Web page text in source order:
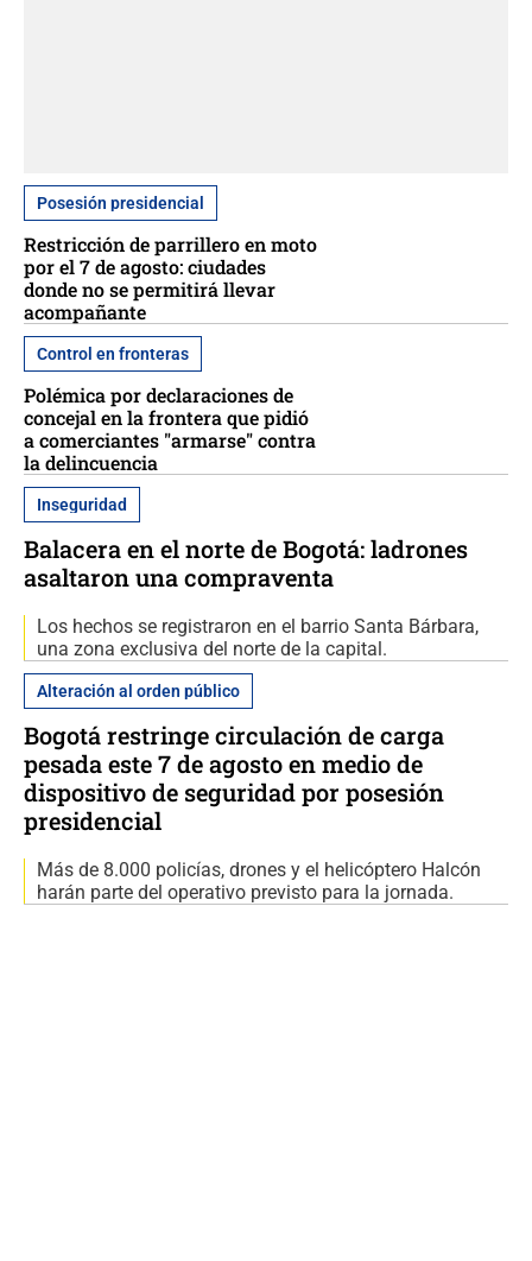
Posesión presidencial
Restricción de parrillero en moto
por el 7 de agosto: ciudades
donde no se permitirá llevar
acompañante
Control en fronteras
Polémica por declaraciones de
concejal en la frontera que pidió
a comerciantes "armarse" contra
la delincuencia
Inseguridad
Balacera en el norte de Bogotá: ladrones
asaltaron una compraventa
Los hechos se registraron en el barrio Santa Bárbara,
una zona exclusiva del norte de la capital.
Alteración al orden público
Bogotá restringe circulación de carga
pesada este 7 de agosto en medio de
dispositivo de seguridad por posesión
presidencial
Más de 8.000 policías, drones y el helicóptero Halcón
harán parte del operativo previsto para la jornada.